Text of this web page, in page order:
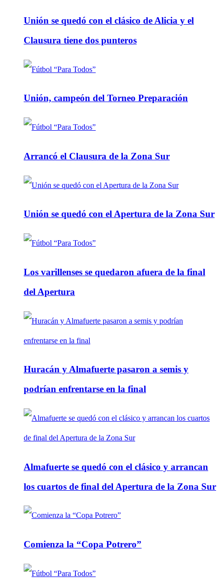
Unión se quedó con el clásico de Alicia y el
Clausura tiene dos punteros
Unión, campeón del Torneo Preparación
Arrancó el Clausura de la Zona Sur
Unión se quedó con el Apertura de la Zona Sur
Los varillenses se quedaron afuera de la final
del Apertura
Huracán y Almafuerte pasaron a semis y
podrían enfrentarse en la final
Almafuerte se quedó con el clásico y arrancan
los cuartos de final del Apertura de la Zona Sur
Comienza la “Copa Potrero”